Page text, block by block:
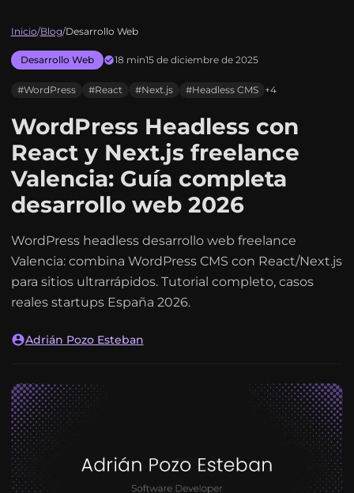
Inicio/Blog/Desarrollo Web
Desarrollo Web 18 min15 de diciembre de 2025
#WordPress #React #Next.js #Headless CMS +4
WordPress Headless con
React y Next.js freelance
Valencia: Guía completa
desarrollo web 2026
WordPress headless desarrollo web freelance
Valencia: combina WordPress CMS con React/Next.js
para sitios ultrarrápidos. Tutorial completo, casos
reales startups España 2026.
Adrián Pozo Esteban